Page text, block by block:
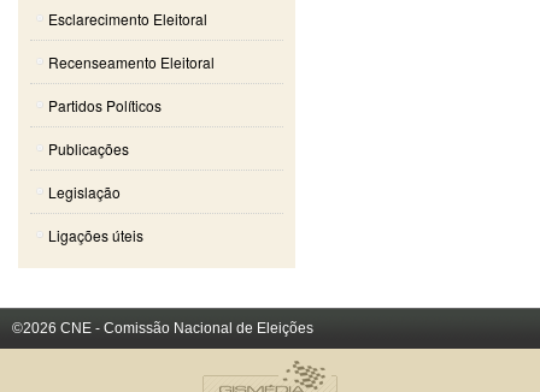
Esclarecimento Eleitoral
Recenseamento Eleitoral
Partidos Políticos
Publicações
Legislação
Ligações úteis
©2026 CNE - Comissão Nacional de Eleições